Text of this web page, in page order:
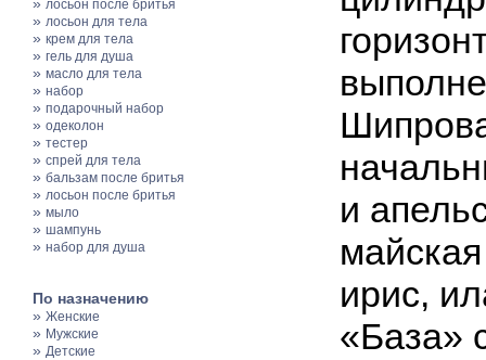
лосьон после бритья
» лосьон для тела
» крем для тела
» гель для душа
» масло для тела
» набор
» подарочный набор
» одеколон
» тестер
» спрей для тела
» бальзам после бритья
» лосьон после бритья
» мыло
» шампунь
» набор для душа
По назначению
» Женские
» Мужские
» Детские
и
ирис,
«База»